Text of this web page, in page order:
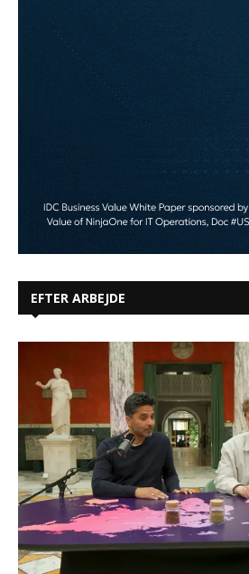
EFTER ARBEJDE